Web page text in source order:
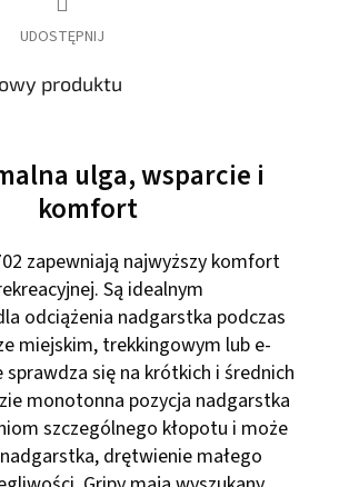
UDOSTĘPNIJ
produktu
ulga, wsparcie i
komfort
zapewniają najwyższy komfort
Są idealnym
odciążenia nadgarstka podczas
miejskim, trekkingowym lub e-
sprawdza się na krótkich i średnich
monotonna pozycja nadgarstka
szczególnego kłopotu i może
drętwienie małego